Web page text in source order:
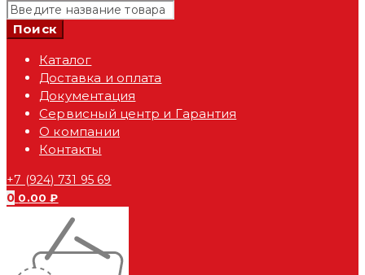
Каталог
Доставка и оплата
Документация
Сервисный центр и Гарантия
О компании
Контакты
+7 (924) 731 95 69
0 0.00₽